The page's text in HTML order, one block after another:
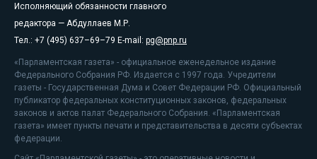
Исполняющий обязанности главного
редактора — Абдуллаев М.Р.
Тел.: +7 (495) 637–69–79 E-mail: pg@pnp.ru
«Парламентская газета» - официальное еженедельное издание
Федерального Собрания РФ. Издается с 1997 года. Учредители
газеты - Государственная Дума и Совет Федерации РФ. Официальный
публикатор федеральных конституционных законов, федеральных
законов и актов палат Федерального Собрания. «Парламентская
газета» имеет пункты печати и представительства в десяти субъектах
федерации.